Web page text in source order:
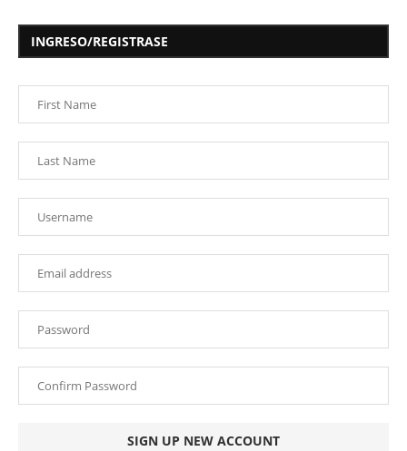
INGRESO/REGISTRASE